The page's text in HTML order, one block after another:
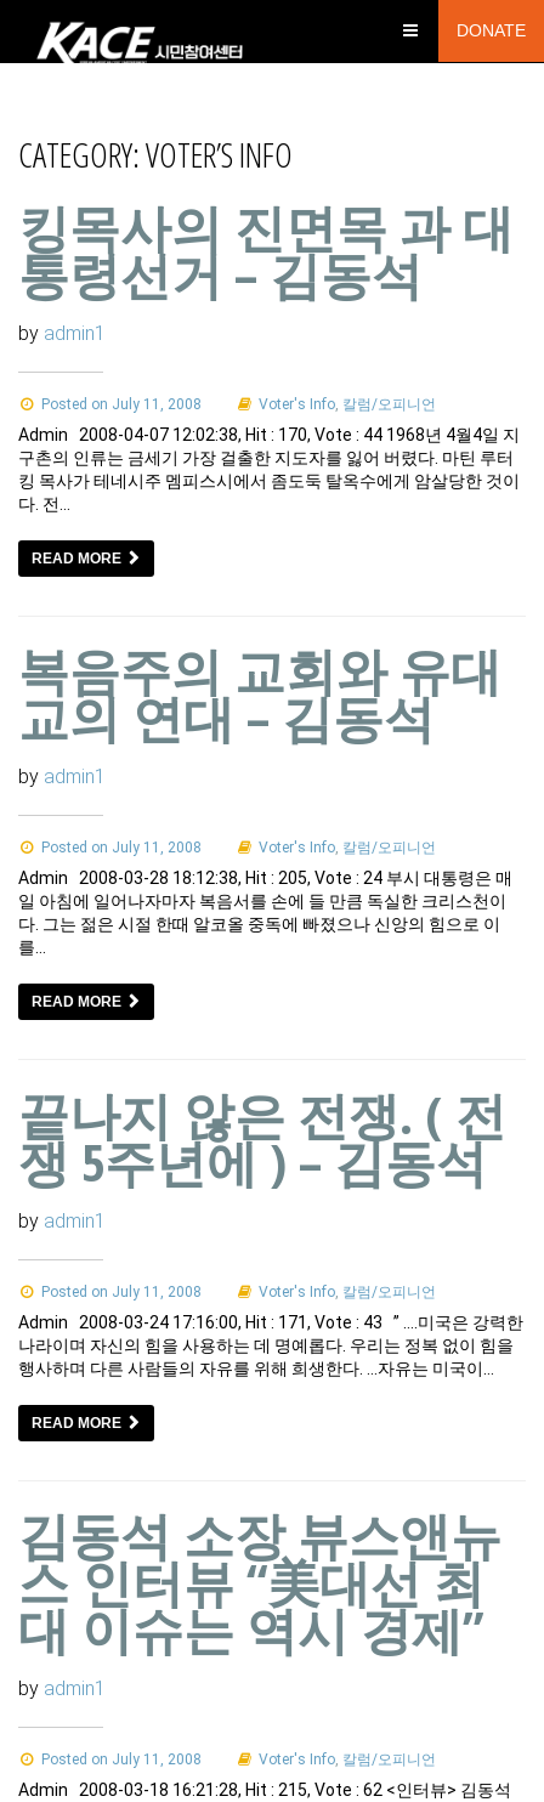
DONATE
CATEGORY:VOTER’S INFO
킹목사의 진면목 과 대
통령선거 – 김동석
by admin1
Posted on July 11, 2008 Voter's Info 칼럼/오피니언
Admin 2008-04-07 12:02:38, Hit : 170, Vote : 44 1968년 4월4일 지
구촌의 인류는 금세기 가장 걸출한 지도자를 잃어 버렸다. 마틴 루터
킹 목사가 테네시주 멤피스시에서 좀도둑 탈옥수에게 암살당한 것이
다. 전…
READ MORE
복음주의 교회와 유대
교의 연대 – 김동석
by admin1
Posted on July 11, 2008 Voter's Info, 칼럼/오피니언
Admin 2008-03-28 18:12:38, Hit : 205, Vote : 24 부시 대통령은 매
일 아침에 일어나자마자 복음서를 손에 들 만큼 독실한 크리스천이
다. 그는 젊은 시절 한때 알코올 중독에 빠졌으나 신앙의 힘으로 이
를…
READ MORE
끝나지 않은 전쟁. ( 전
쟁 5주년에 ) – 김동석
by admin1
Posted on July 11, 2008 Voter's Info 칼럼/오피니언
Admin 2008-03-24 17:16:00, Hit : 171, Vote : 43 ” ….미국은 강력한
나라이며 자신의 힘을 사용하는 데 명예롭다. 우리는 정복 없이 힘을
행사하며 다른 사람들의 자유를 위해 희생한다. …자유는 미국이…
READ MORE
김동석 소장 뷰스앤뉴
스 인터뷰 “美대선 최
대 이슈는 역시 경제”
by admin1
Posted on July 11, 2008 Voter's Info, 칼럼/오피니언
Admin 2008-03-18 16:21:28, Hit : 215, Vote : 62 <인터뷰> 김동석